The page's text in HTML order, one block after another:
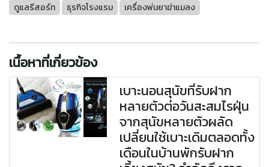
ดูแลรีสอร์ท
ธุรกิจโรงแรม เครื่องพ่นยาฆ่าแมลง
เนื้อหาที่เกี่ยวข้อง
เบาะนอนสุนัขที่รับฝาก
หลายตัวต่อวันสะสมไรฝุ่น
จากสุนัขหลายตัวผลัด
เปลี่ยนใช้เบาะเดิมตลอดทั้ง
เดือนในบ้านพักรับฝาก